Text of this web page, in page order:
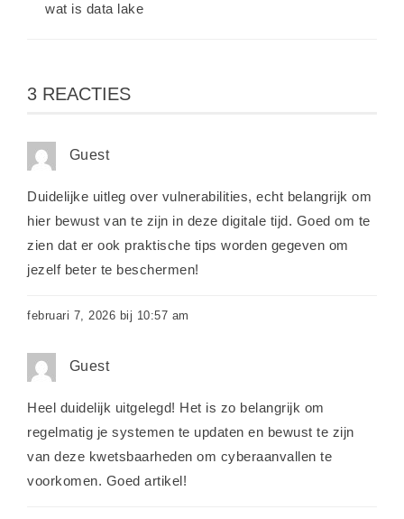
wat is data lake
3 REACTIES
Guest
Duidelijke uitleg over vulnerabilities, echt belangrijk om
hier bewust van te zijn in deze digitale tijd. Goed om te
zien dat er ook praktische tips worden gegeven om
jezelf beter te beschermen!
februari 7, 2026 bij 10:57 am
Guest
Heel duidelijk uitgelegd! Het is zo belangrijk om
regelmatig je systemen te updaten en bewust te zijn
van deze kwetsbaarheden om cyberaanvallen te
voorkomen. Goed artikel!